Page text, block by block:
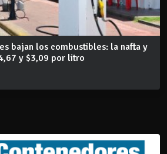
bajan los combustibles: la nafta y
y $3,09 por litro